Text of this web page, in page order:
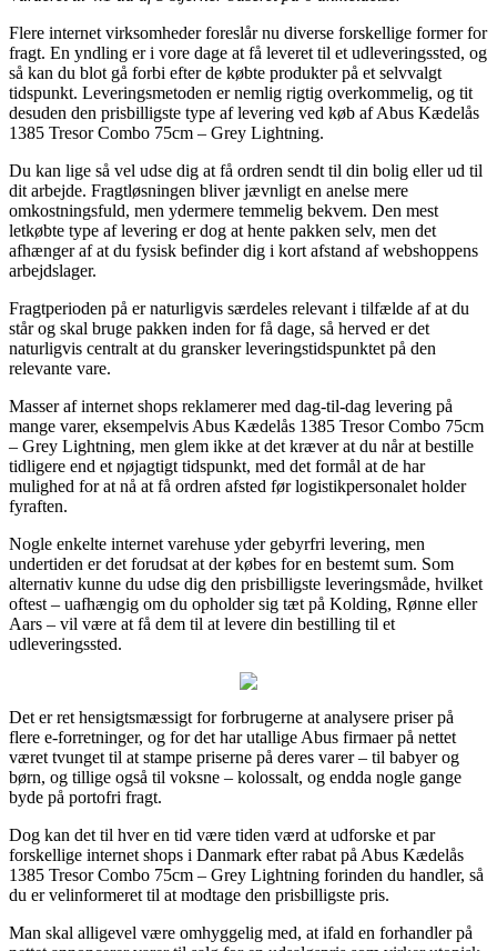
Flere internet virksomheder foreslår nu diverse forskellige former for
fragt. En yndling er i vore dage at få leveret til et udleveringssted, og
så kan du blot gå forbi efter de købte produkter på et selvvalgt
tidspunkt. Leveringsmetoden er nemlig rigtig overkommelig, og tit
desuden den prisbilligste type af levering ved køb af Abus Kædelås
1385 Tresor Combo 75cm – Grey Lightning.
Du kan lige så vel udse dig at få ordren sendt til din bolig eller ud til
dit arbejde. Fragtløsningen bliver jævnligt en anelse mere
omkostningsfuld, men ydermere temmelig bekvem. Den mest
letkøbte type af levering er dog at hente pakken selv, men det
afhænger af at du fysisk befinder dig i kort afstand af webshoppens
arbejdslager.
Fragtperioden på er naturligvis særdeles relevant i tilfælde af at du
står og skal bruge pakken inden for få dage, så herved er det
naturligvis centralt at du gransker leveringstidspunktet på den
relevante vare.
Masser af internet shops reklamerer med dag-til-dag levering på
mange varer, eksempelvis Abus Kædelås 1385 Tresor Combo 75cm
– Grey Lightning, men glem ikke at det kræver at du når at bestille
tidligere end et nøjagtigt tidspunkt, med det formål at de har
mulighed for at nå at få ordren afsted før logistikpersonalet holder
fyraften.
Nogle enkelte internet varehuse yder gebyrfri levering, men
undertiden er det forudsat at der købes for en bestemt sum. Som
alternativ kunne du udse dig den prisbilligste leveringsmåde, hvilket
oftest – uafhængig om du opholder sig tæt på Kolding, Rønne eller
Aars – vil være at få dem til at levere din bestilling til et
udleveringssted.
Det er ret hensigtsmæssigt for forbrugerne at analysere priser på
flere e-forretninger, og for det har utallige Abus firmaer på nettet
været tvunget til at stampe priserne på deres varer – til babyer og
børn, og tillige også til voksne – kolossalt, og endda nogle gange
byde på portofri fragt.
Dog kan det til hver en tid være tiden værd at udforske et par
forskellige internet shops i Danmark efter rabat på Abus Kædelås
1385 Tresor Combo 75cm – Grey Lightning forinden du handler, så
du er velinformeret til at modtage den prisbilligste pris.
Man skal alligevel være omhyggelig med, at ifald en forhandler på